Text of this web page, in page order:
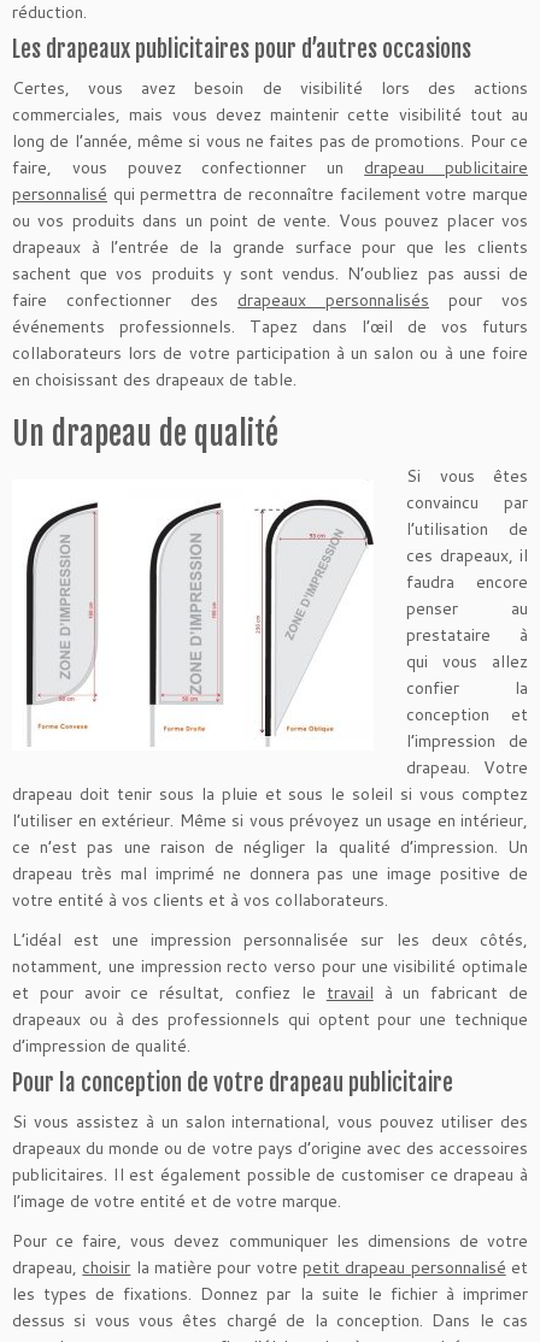
réduction.
Les drapeaux publicitaires pour d’autres occasions
Certes, vous avez besoin de visibilité lors des actions
commerciales, mais vous devez maintenir cette visibilité tout au
long de l’année, même si vous ne faites pas de promotions. Pour ce
faire, vous pouvez confectionner un drapeau publicitaire
personnalisé qui permettra de reconnaître facilement votre marque
ou vos produits dans un point de vente. Vous pouvez placer vos
drapeaux à l’entrée de la grande surface pour que les clients
sachent que vos produits y sont vendus. N’oubliez pas aussi de
faire confectionner des drapeaux personnalisés pour vos
événements professionnels. Tapez dans l’œil de vos futurs
collaborateurs lors de votre participation à un salon ou à une foire
en choisissant des drapeaux de table.
Un drapeau de qualité
Si vous êtes
convaincu par
l’utilisation de
ces drapeaux, il
faudra encore
penser au
prestataire à
qui vous allez
confier la
conception et
l’impression de
drapeau. Votre
drapeau doit tenir sous la pluie et sous le soleil si vous comptez
l’utiliser en extérieur. Même si vous prévoyez un usage en intérieur,
ce n’est pas une raison de négliger la qualité d’impression. Un
drapeau très mal imprimé ne donnera pas une image positive de
votre entité à vos clients et à vos collaborateurs.
L’idéal est une impression personnalisée sur les deux côtés,
notamment, une impression recto verso pour une visibilité optimale
et pour avoir ce résultat, confiez le travail à un fabricant de
drapeaux ou à des professionnels qui optent pour une technique
d’impression de qualité.
Pour la conception de votre drapeau publicitaire
Si vous assistez à un salon international, vous pouvez utiliser des
drapeaux du monde ou de votre pays d’origine avec des accessoires
publicitaires. Il est également possible de customiser ce drapeau à
l’image de votre entité et de votre marque.
Pour ce faire, vous devez communiquer les dimensions de votre
drapeau, choisir la matière pour votre petit drapeau personnalisé et
les types de fixations. Donnez par la suite le fichier à imprimer
dessus si vous vous êtes chargé de la conception. Dans le cas